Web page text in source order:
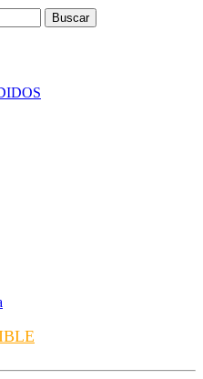
Buscar